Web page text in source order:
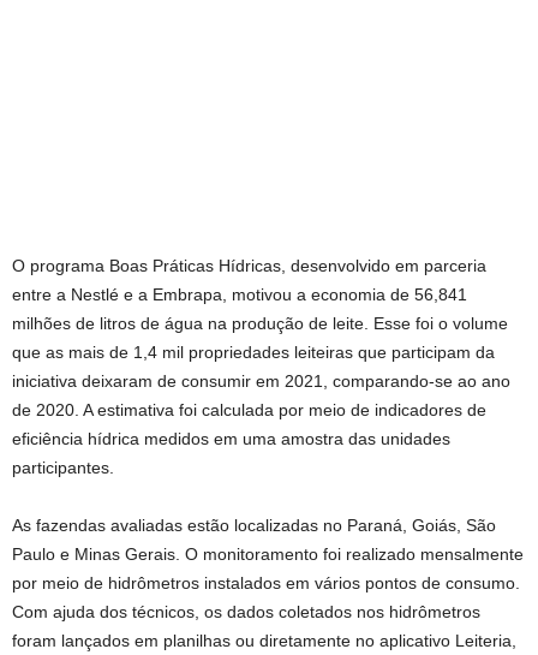
O programa Boas Práticas Hídricas, desenvolvido em parceria
entre a Nestlé e a Embrapa, motivou a economia de 56,841
milhões de litros de água na produção de leite. Esse foi o volume
que as mais de 1,4 mil propriedades leiteiras que participam da
iniciativa deixaram de consumir em 2021, comparando-se ao ano
de 2020. A estimativa foi calculada por meio de indicadores de
eficiência hídrica medidos em uma amostra das unidades
participantes.
As fazendas avaliadas estão localizadas no Paraná, Goiás, São
Paulo e Minas Gerais. O monitoramento foi realizado mensalmente
por meio de hidrômetros instalados em vários pontos de consumo.
Com ajuda dos técnicos, os dados coletados nos hidrômetros
foram lançados em planilhas ou diretamente no aplicativo Leiteria,